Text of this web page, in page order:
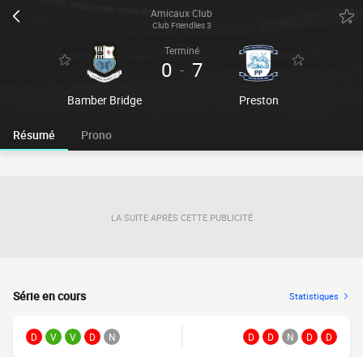
Amicaux Club
Club Friendlies 3
Bamber Bridge
Terminé
0 - 7
Preston
Résumé Prono
LA SUITE APRÈS CETTE PUBLICITÉ
Série en cours Statistiques
D V V D N D D N D D